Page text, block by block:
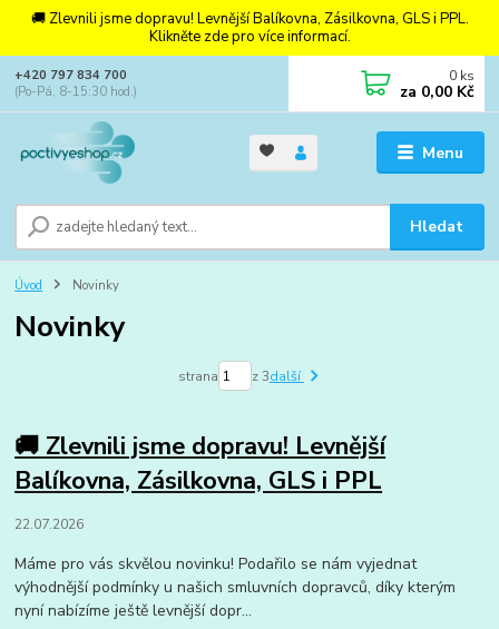
🚚 Zlevnili jsme dopravu! Levnější Balíkovna, Zásilkovna, GLS i PPL.
Klikněte zde pro více informací.
Menu
Hledat
+420 797 834 700
(Po-Pá, 8-15:30 hod.)
0 ks
za 0,00 Kč
Úvod Novinky
Novinky
strana z 3další
🚚 Zlevnili jsme dopravu! Levnější
Balíkovna, Zásilkovna, GLS i PPL
22.07.2026
Máme pro vás skvělou novinku! Podařilo se nám vyjednat
výhodnější podmínky u našich smluvních dopravců, díky kterým
nyní nabízíme ještě levnější dopr...